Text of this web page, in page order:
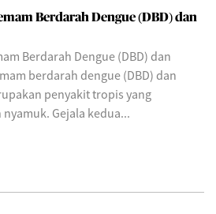
Berdarah Dengue (DBD) dan
Berdarah Dengue (DBD) dan
berdarah dengue (DBD) dan
penyakit tropis yang
Gejala kedua...